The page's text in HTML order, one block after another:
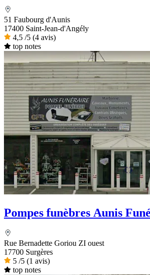
51 Faubourg d'Aunis
17400 Saint-Jean-d'Angély
4,5 /5 (4 avis)
top notes
Pompes funèbres Aunis
Rue Bernadette Goriou ZI ouest
17700 Surgères
5 /5 (1 avis)
top notes